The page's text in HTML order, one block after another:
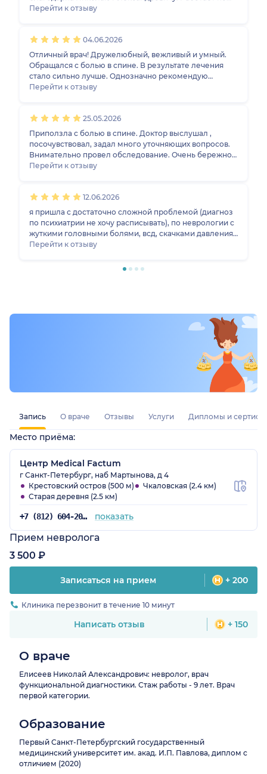
Запись О враче Отзывы Услуги Дипломы и
Место приёма:
Центр Medical Factum
г Санкт-Петербург, наб Мартынова, д 4
Крестовский остров (500 м)
Чкаловская (2.4 км)
Старая деревня (2.5 км)
+7 (812) 604-20-39 показать
Прием невролога
3 500 ₽
Записаться на прием + 200
Клиника перезвонит в течение 10 минут
Написать отзыв + 150
методам доказательной медицины
Перейти к отзыву
04.06.2026
Отличный врач! Дружелюбный, вежливый и умный.
Обращался с болью в спине. В результате лечения
стало сильно лучше. Однозначно рекомендую
Николая Александровича.
Перейти к отзыву
25.05.2026
Приползла с болью в спине. Доктор выслушал ,
посочувствовал, задал много уточняющих вопросов.
Внимательно провел обследование. Очень бережно ,
аккуратно, легко, с юморком. Успокоил , назначил
вопросов. Эмпатия, спокойствие и профессионализм
💚 Благодарю за прием! Буду рекомендовать друзьям.
Перейти к отзыву
12.06.2026
я пришла с достаточно сложной проблемой (диагноз
по психиатрии не хочу расписывать), по неврологии с
жуткими головными болями, всд, скачками давления.
врач очень внимаательный и чуткий человек, я очень
но это долго, пока потихоньку начинаем (назначенное
симптомы и я надеюсь на полное выздоровление с
Перейти к отзыву
О враче
Елисеев Николай Александрович: невролог, врач
функциональной диагностики. Стаж работы - 9 лет. Врач
первой категории.
Образование
Первый Санкт-Петербургский государственный
медицинский университет им. акад. И.П. Павлова, диплом с
отличием (2020)